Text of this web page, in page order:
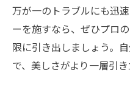
万が一のトラブルにも迅
ーを施すなら、ぜひプロ
限に引き出しましょう。
で、美しさがより一層引き